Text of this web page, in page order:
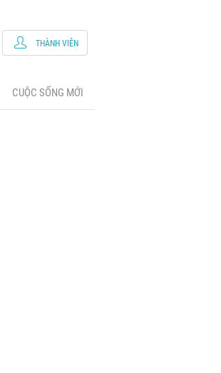
CUỘC SỐNG MỚI
THÀNH VIÊN